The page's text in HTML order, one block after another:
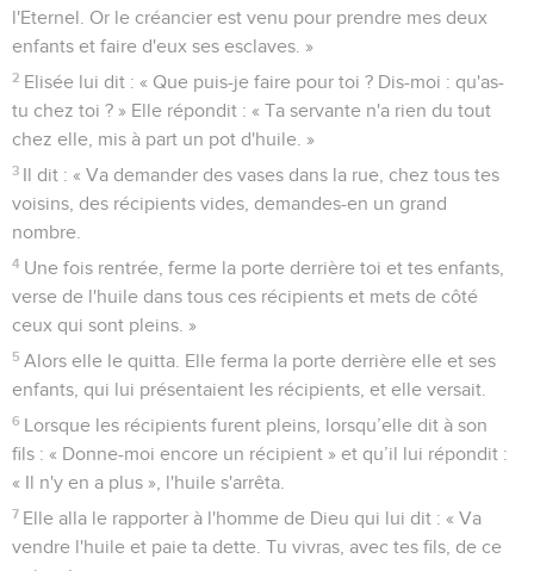
l'Eternel. Or le créancier est venu pour prendre mes deux
enfants et faire d'eux ses esclaves. »
2 Elisée lui dit : « Que puis-je faire pour toi ? Dis-moi : qu'as-
tu chez toi ? » Elle répondit : « Ta servante n'a rien du tout
chez elle, mis à part un pot d'huile. »
3 Il dit : « Va demander des vases dans la rue, chez tous tes
voisins, des récipients vides, demandes-en un grand
nombre.
4 Une fois rentrée, ferme la porte derrière toi et tes enfants,
verse de l'huile dans tous ces récipients et mets de côté
ceux qui sont pleins. »
5 Alors elle le quitta. Elle ferma la porte derrière elle et ses
enfants, qui lui présentaient les récipients, et elle versait.
6 Lorsque les récipients furent pleins, lorsqu’elle dit à son
fils : « Donne-moi encore un récipient » et qu’il lui répondit :
« Il n'y en a plus », l'huile s'arrêta.
7 Elle alla le rapporter à l'homme de Dieu qui lui dit : « Va
vendre l'huile et paie ta dette. Tu vivras, avec tes fils, de ce